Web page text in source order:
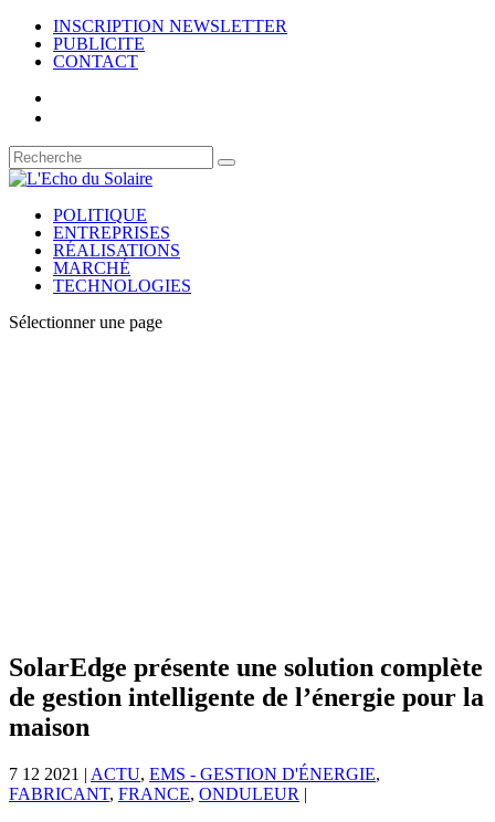
INSCRIPTION NEWSLETTER
PUBLICITE
CONTACT
POLITIQUE
ENTREPRISES
RÉALISATIONS
MARCHÉ
TECHNOLOGIES
Sélectionner une page
SolarEdge présente une solution complète
de gestion intelligente de l’énergie pour la
maison
7 12 2021 | ACTU, EMS - GESTION D'ÉNERGIE,
FABRICANT, FRANCE, ONDULEUR |